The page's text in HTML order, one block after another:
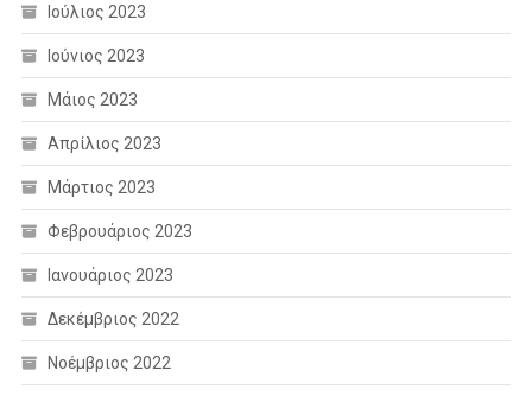
Ιούλιος 2023
Ιούνιος 2023
Μάιος 2023
Απρίλιος 2023
Μάρτιος 2023
Φεβρουάριος 2023
Ιανουάριος 2023
Δεκέμβριος 2022
Νοέμβριος 2022